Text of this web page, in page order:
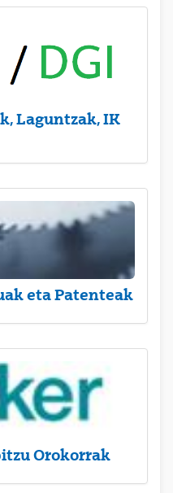
Laguntzak, IK
eta Patenteak
Orokorrak